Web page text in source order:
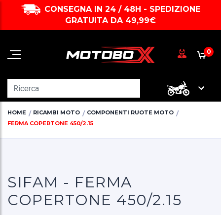
CONSEGNA IN 24 / 48H - SPEDIZIONE
GRATUITA DA 49,99€
0
HOME RICAMBI MOTO
COMPONENTI RUOTE MOTO
FERMA COPERTONE 450/2.15
SIFAM - FERMA
COPERTONE 450/2.15